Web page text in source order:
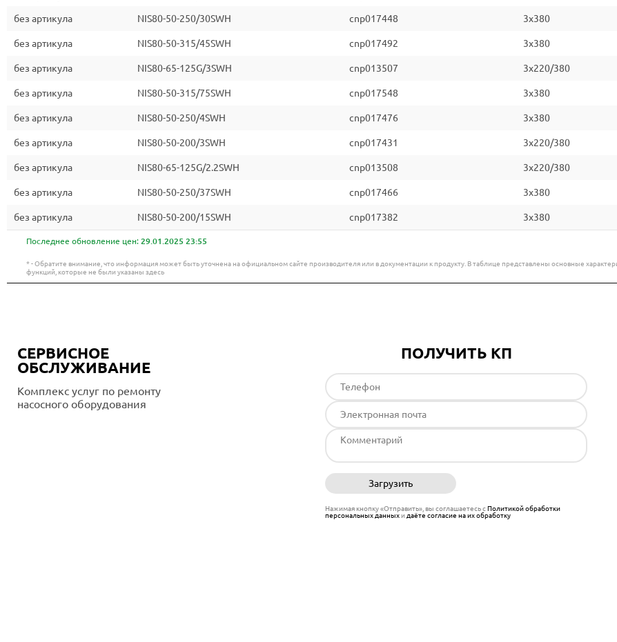
без артикула NIS80-50-250/30SWH cnp017448 3x380
без артикула NIS80-50-315/45SWH cnp017492 3x380
без артикула NIS80-65-125G/3SWH cnp013507 3x220/380
без артикула NIS80-50-315/75SWH cnp017548 3x380
без артикула NIS80-50-250/4SWH cnp017476 3x380
без артикула NIS80-50-200/3SWH cnp017431 3x220/380
без артикула NIS80-65-125G/2.2SWH cnp013508 3x220/380
без артикула NIS80-50-250/37SWH cnp017466 3x380
без артикула NIS80-50-200/15SWH cnp017382 3x380
Последнее обновление цен: 29.01.2025 23:55
* - Обратите внимание, что информация может быть уточнена на официальном сайте производителя или в документации к продукту. В таблице представлены основные
функций, которые не были указаны здесь
СЕРВИСНОЕ
ОБСЛУЖИВАНИЕ
Комплекс услуг по ремонту
насосного оборудования
ПОЛУЧИТЬ КП
Загрузить
Нажимая кнопку «Отправить», вы соглашаетесь сПолитикой обработки
персональных данныхи даёте согласие на их обработку